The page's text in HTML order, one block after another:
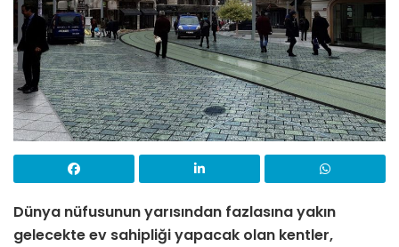
Dünya nüfusunun yarısından fazlasına yakın
gelecekte ev sahipliği yapacak olan kentler,